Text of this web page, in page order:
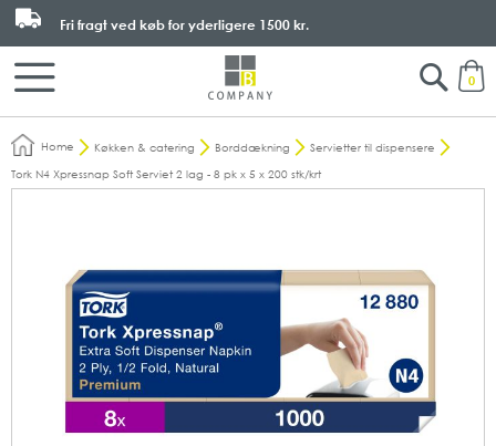
0
Fri fragt ved køb for yderligere 1500 kr.
Search
Home Køkken & catering Borddækning
Servietter til dispensere
Tork N4 Xpressnap Soft Serviet 2 lag - 8 pk x 5 x 200 stk/krt